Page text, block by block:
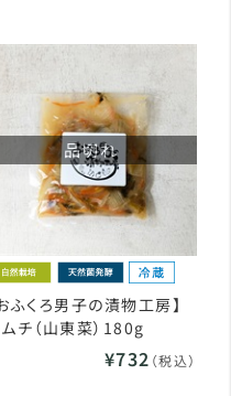
品切れ
ふくろ男子の漬物工房】
チ（山東菜）180g
¥732 （税込）